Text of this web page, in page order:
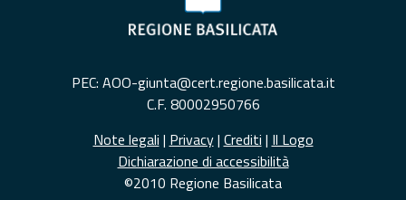
PEC: AOO-giunta@cert.regione.basilicata.it
C.F. 80002950766
Note legali | Privacy| Crediti | Il Logo
Dichiarazione di accessibilità
©2010 Regione Basilicata